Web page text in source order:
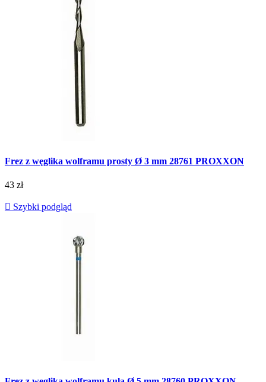
Frez z węglika wolframu prosty Ø 3 mm 28761 PROXXON
43 zł
 Szybki podgląd